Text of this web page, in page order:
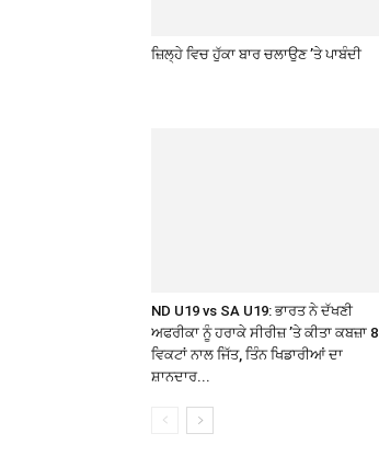
ਜ਼ਿਲ੍ਹੇ ਵਿਚ ਹੁੱਕਾ ਬਾਰ ਚਲਾਉਣ ’ਤੇ ਪਾਬੰਦੀ
ND U19 vs SA U19: ਭਾਰਤ ਨੇ ਦੱਖਣੀ
ਅਫਰੀਕਾ ਨੂੰ ਹਰਾਕੇ ਸੀਰੀਜ਼ ’ਤੇ ਕੀਤਾ ਕਬਜ਼ਾ 8
ਵਿਕਟਾਂ ਨਾਲ ਜਿੱਤ, ਤਿੰਨ ਖਿਡਾਰੀਆਂ ਦਾ
ਸ਼ਾਨਦਾਰ...